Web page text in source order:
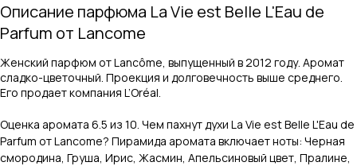
Описание парфюма La Vie est Belle L'Eau de
Parfum от Lancome
Женский парфюм от Lancôme, выпущенный в 2012 году. Аромат
сладко-цветочный. Проекция и долговечность выше среднего.
Его продает компания L’Oréal.
Оценка аромата 6.5 из 10. Чем пахнут духи La Vie est Belle L'Eau de
Parfum отLancome? Пирамида аромата включает ноты: Черная
смородина, Груша, Ирис, Жасмин, Апельсиновый цвет, Пралине,